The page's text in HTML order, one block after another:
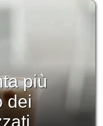
più
dei